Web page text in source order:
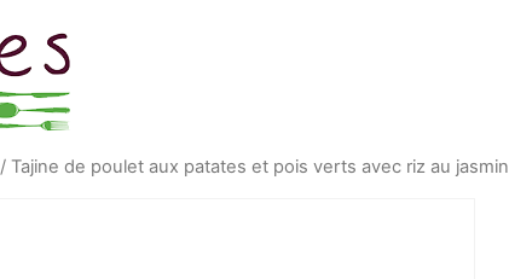
/ Tajine de poulet aux patates et pois verts avec riz au jasmin